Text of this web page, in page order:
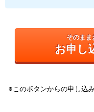
そのまま
お申し
※このボタンからの申し込